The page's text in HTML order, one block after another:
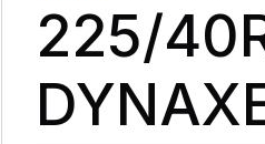
225/